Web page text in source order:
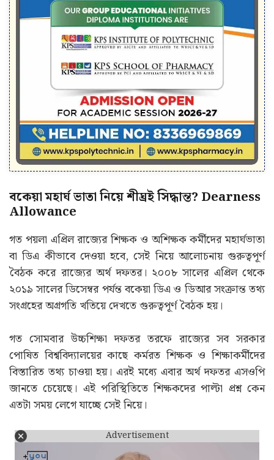
বকেয়া মহার্ঘ ভাতা নিয়ে শীঘ্রই সিদ্ধান্ত? Dearness
Allowance
গত পয়লা এপ্রিল রাজ্যের শিক্ষক ও অশিক্ষক কর্মীদের মহার্ঘভাতা
বা ডিএ কীভাবে দেওয়া হবে, সেই নিয়ে আলোচনায় গুরুত্বপূর্ণ
বৈঠক করে রাজ্যের অর্থ দফতর। ২০০৮ সালের এপ্রিল থেকে
২০১৯ সালের ডিসেম্বর পর্যন্ত বকেয়া ডিএ ও ডিআর সংক্রান্ত তথ্য
সংগ্রহের অগ্রগতি খতিয়ে দেখতে গুরুত্বপূর্ণ বৈঠক হয়।
গত সোমবার উচ্চশিক্ষা দফতর তরফে রাজ্যের সব সরকার
পোষিত বিশ্ববিদ্যালয়ের কাছে কর্মরত শিক্ষক ও শিক্ষাকর্মীদের
বিস্তারিত তথ্য চাওয়া হয়। এরই মধ্যে এবার অর্থ দফতর এসওপি
জানতে চেয়েছে। এই পরিস্থিতিতে শিক্ষকদের পাল্টা প্রশ্ন কেন
এতটা সময় লেগে যাচ্ছে সেই নিয়ে।
Advertisement